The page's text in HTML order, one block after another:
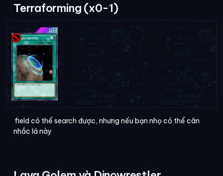
Terraforming (x0-1)
field có thể search được, nhưng nếu bạn nhọ có thể cân
nhắc lá này